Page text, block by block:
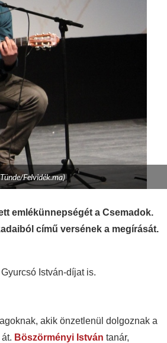
Felvidék.ma)
emlékünnepségét a Csemadok.
című versének a megírását.
István-díjat is.
akik önzetlenül dolgoznak a
Böszörményi István tanár,